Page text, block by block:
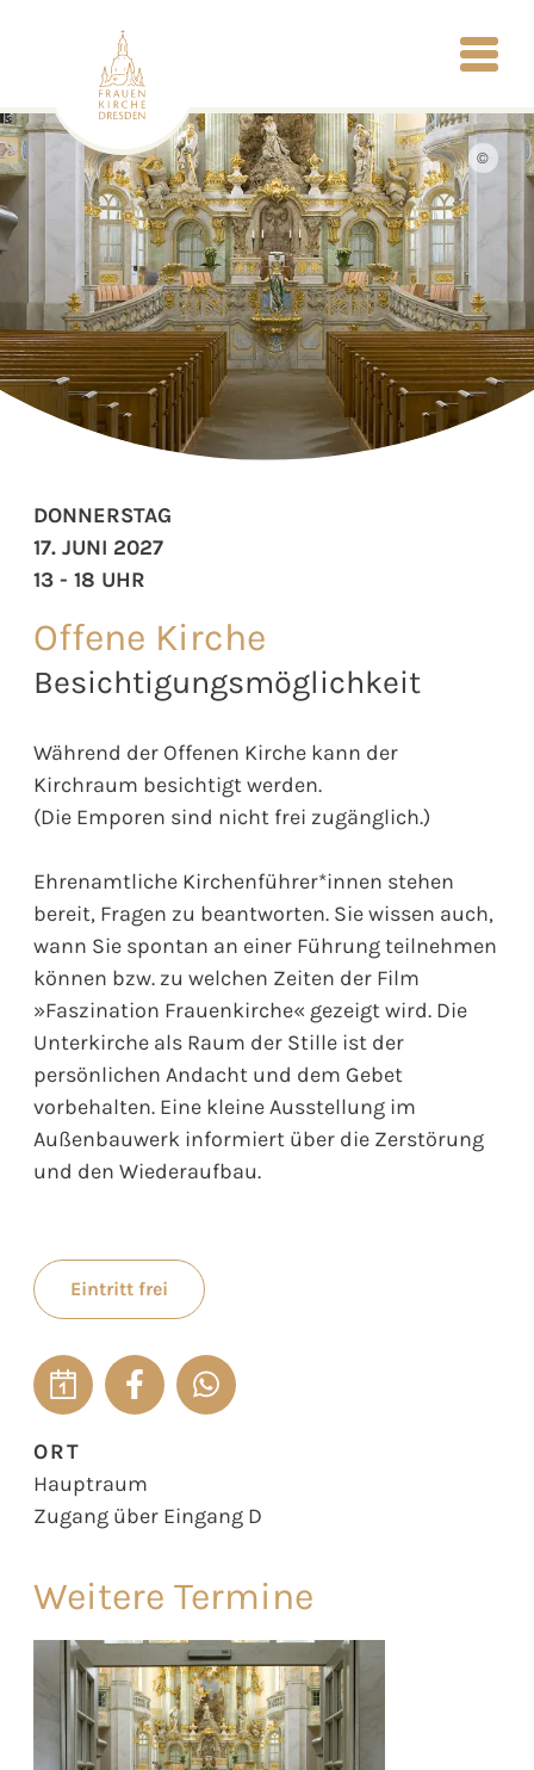
©
Offene Kirche
Besichtigungsmöglichkeit
Während der Offenen Kirche kann der
Kirchraum besichtigt werden.
(Die Emporen sind nicht frei zugänglich.)
Ehrenamtliche Kirchenführer*innen stehen
bereit, Fragen zu beantworten. Sie wissen auch,
wann Sie spontan an einer Führung teilnehmen
können bzw. zu welchen Zeiten der Film
»Faszination Frauenkirche« gezeigt wird. Die
Unterkirche als Raum der Stille ist der
persönlichen Andacht und dem Gebet
vorbehalten. Eine kleine Ausstellung im
Außenbauwerk informiert über die Zerstörung
und den Wiederaufbau.
Eintritt frei
DONNERSTAG
17. JUNI 2027
13 - 18 UHR
ORT
Hauptraum
Zugang über Eingang D
Weitere Termine